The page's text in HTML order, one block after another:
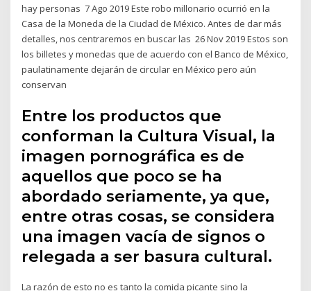
hay personas 7 Ago 2019 Este robo millonario ocurrió en la
Casa de la Moneda de la Ciudad de México. Antes de dar más
detalles, nos centraremos en buscar las 26 Nov 2019 Estos son
los billetes y monedas que de acuerdo con el Banco de México,
paulatinamente dejarán de circular en México pero aún
conservan
Entre los productos que
conforman la Cultura Visual, la
imagen pornográfica es de
aquellos que poco se ha
abordado seriamente, ya que,
entre otras cosas, se considera
una imagen vacía de signos o
relegada a ser basura cultural.
La razón de esto no es tanto la comida picante sino la